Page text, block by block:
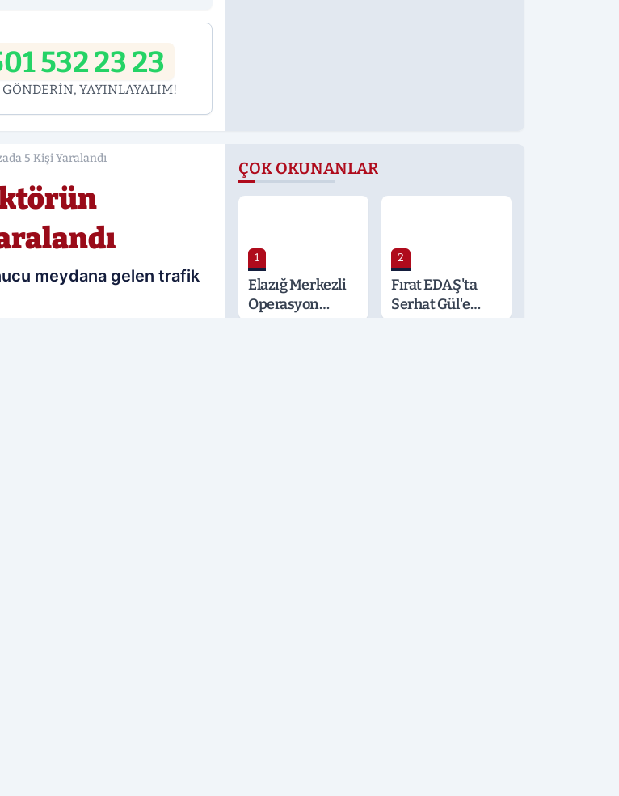
532 23 23
GÖNDERİN, YAYINLAYALIM!
5 Kişi Yaralandı
meydana gelen trafik
ÇOK OKUNANLAR
1
Elazığ Merkezli
Operasyon
2
Fırat EDAŞ'ta
Serhat Gül'e